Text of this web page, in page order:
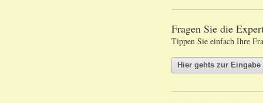
Fragen Sie die
Tippen Sie einfach Ihre